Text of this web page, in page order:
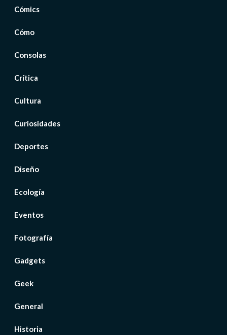
Cómics
Cómo
Consolas
Crítica
Cultura
Curiosidades
Deportes
Diseño
Ecología
Eventos
Fotografía
Gadgets
Geek
General
Historia